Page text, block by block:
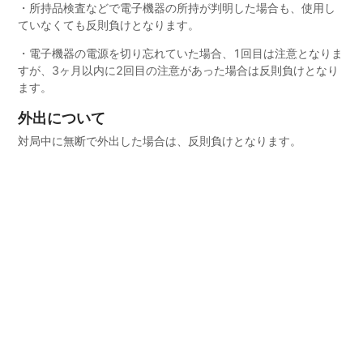
・所持品検査などで電子機器の所持が判明した場合も、使用し
ていなくても反則負けとなります。
・電子機器の電源を切り忘れていた場合、1回目は注意となりま
すが、3ヶ月以内に2回目の注意があった場合は反則負けとなり
ます。
外出について
対局中に無断で外出した場合は、反則負けとなります。